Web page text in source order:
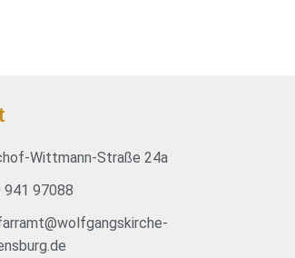
Wittmann-Straße 24a
941 97088